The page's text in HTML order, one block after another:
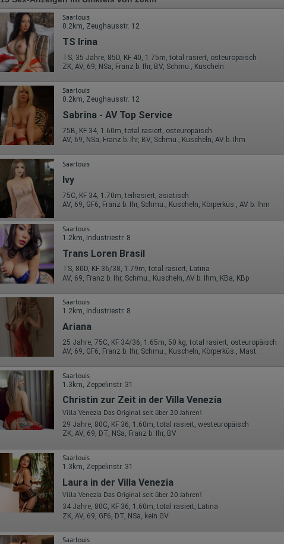
Saarlouis
0.2km, Zeughausstr. 12
TS Irina
TS, 35 Jahre, 85D, KF 40, 1.75m, total rasiert, osteuropäisch
ZK, AV, 69, NSa, Franz b. Ihr, BV, Schmu., Kuscheln
Saarlouis
0.2km, Zeughausstr. 12
Sabrina - AV Top Service
75B, KF 34, 1.60m, total rasiert, osteuropäisch
AV, 69, NSa, Franz b. Ihr, BV, Schmu., Kuscheln, AV b. Ihm
Saarlouis
Ivy
75C, KF 34, 1.70m, teilrasiert, asiatisch
AV, 69, GF6, Franz b. Ihr, Schmu., Kuscheln, Körperküs., AV b. Ihm
Saarlouis
1.2km, Industriestr. 8
Trans Loren Brasil
TS, 80D, KF 36/38, 1.79m, total rasiert, Latina
AV, 69, Franz b. Ihr, Schmu., Kuscheln, AV b. Ihm, KBa, KBp
Saarlouis
1.2km, Industriestr. 8
Ariana
25 Jahre, 75C, KF 34/36, 1.65m, 50 kg, total rasiert, osteuropäisch
AV, 69, GF6, Franz b. Ihr, Schmu., Kuscheln, Körperküs., Mast.
Saarlouis
1.3km, Zeppelinstr. 31
Christin zur Zeit in der Villa Venezia
Villa Venezia Das Original seit über 20 Jahren!
29 Jahre, 80C, KF 36, 1.60m, total rasiert, westeuropäisch
ZK, AV, 69, DT, NSa, Franz b. Ihr, BV
Saarlouis
1.3km, Zeppelinstr. 31
Laura in der Villa Venezia
Villa Venezia Das Original seit über 20 Jahren!
34 Jahre, 80C, KF 36, 1.60m, total rasiert, Latina
ZK, AV, 69, GF6, DT, NSa, kein GV
Saarlouis